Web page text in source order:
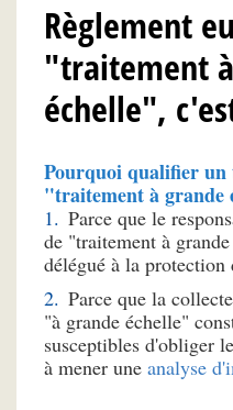
Règlement
"traitement
échelle",
Pourquoi qualifier un
"traitement à grande
Parce que le
de "traitement à
délégué à la protection
Parce que la
"à grande échelle"
susceptibles d'obliger
à mener une analyse